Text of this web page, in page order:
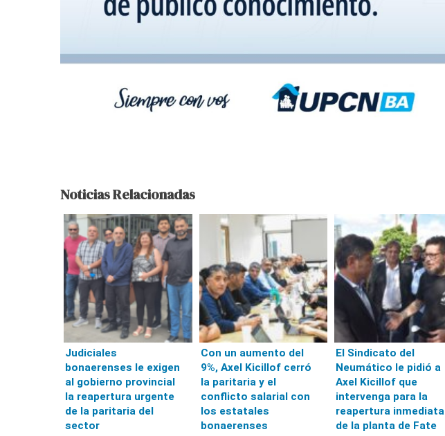
Noticias Relacionadas
Judiciales
bonaerenses le exigen
al gobierno provincial
la reapertura urgente
de la paritaria del
sector
Con un aumento del
9%, Axel Kicillof cerró
la paritaria y el
conflicto salarial con
los estatales
bonaerenses
El Sindicato del
Neumático le pidió a
Axel Kicillof que
intervenga para la
reapertura inmediata
de la planta de Fate